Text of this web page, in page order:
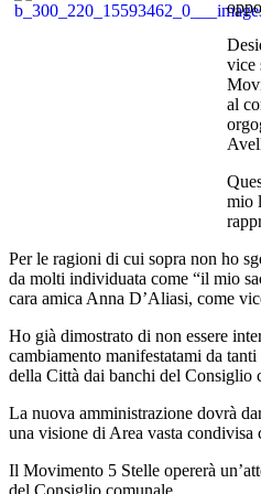
vice
al
mio
Per le ragioni di cui sopra non ho
da molti individuata come “il mio
cara amica Anna D’Aliasi, come
Ho già dimostrato di non essere
cambiamento manifestatami da
della Città dai banchi del Consiglio
La nuova amministrazione dovrà
una visione di Area vasta
Il Movimento 5 Stelle opererà
del Consiglio comunale.